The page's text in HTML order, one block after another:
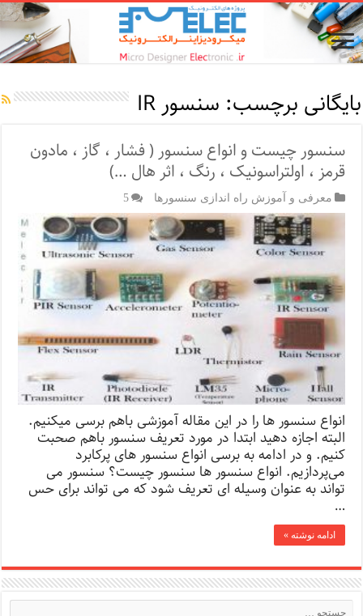
بایگانی برچسب: سنسور IR
سنسور چیست و انواع سنسور ( فشار ، گاز ، مادون
قرمز ، اولتراسونیک ، رنگ ، اثر هال …)
معرفی و آموزش راه اندازی سنسورها 5
انواع سنسور ها را در این مقاله آموزشی باهم برسی میکنیم.
البته اجازه دهید ابتدا در مورد تعریف سنسور باهم صحبت
کنیم. و در ادامه به برسی انواع سنسور های پرکابرد
می‌پردازیم. انواع سنسور ها سنسور چیست؟ سنسور می
تواند به عنوان وسیله ای تعریف شود که می تواند برای حس
…
ادامه نوشته »